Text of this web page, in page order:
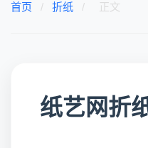
首页 / 折纸 / 正文
纸艺网折